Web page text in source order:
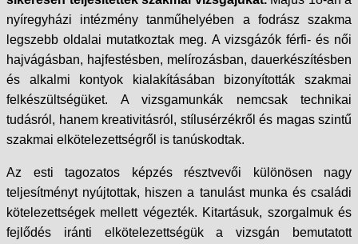
nyíregyházi intézmény tanműhelyében a fodrász szakma
legszebb oldalai mutatkoztak meg. A vizsgázók férfi- és női
hajvágásban, hajfestésben, melírozásban, dauerkészítésben
és alkalmi kontyok kialakításában bizonyították szakmai
felkészültségüket. A vizsgamunkák nemcsak technikai
tudásról, hanem kreativitásról, stílusérzékről és magas szintű
szakmai elkötelezettségről is tanúskodtak.
Az esti tagozatos képzés résztvevői különösen nagy
teljesítményt nyújtottak, hiszen a tanulást munka és családi
kötelezettségek mellett végezték. Kitartásuk, szorgalmuk és
fejlődés iránti elkötelezettségük a vizsgán bemutatott